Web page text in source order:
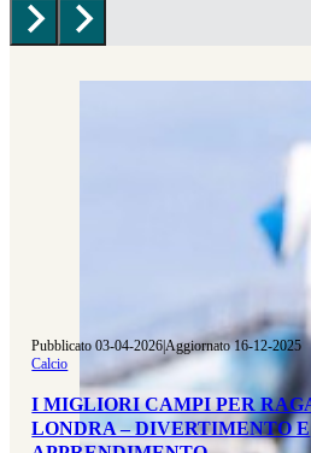
Pubblicato 03-04-2026|Aggiornato 16-12-2025
Calcio
I MIGLIORI CAMPI PER
LONDRA – DIVERTIMENTO E